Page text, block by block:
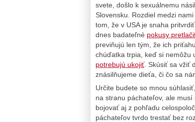
svete, došlo k sexuálnemu
Slovensku. Rozdiel medzi
tom, že v USA je snaha
dnes badateľné pokusy
previňujú len tým, že ich
chúďatka trpia, keď si nemôžu
potrebujú ukojiť. Skúsiť sa vžiť
znásilňujeme dieťa, či čo sa
Určite budete so mnou
na stranu páchateľov, ale
bojovať aj z pohľadu
páchateľov tvrdo trestať bez